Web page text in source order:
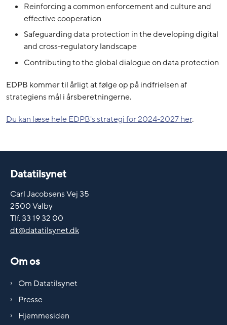
Reinforcing a common enforcement and culture and
effective cooperation
Safeguarding data protection in the developing digital
and cross-regulatory landscape
Contributing to the global dialogue on data protection
EDPB kommer til årligt at følge op på indfrielsen af
strategiens mål i årsberetningerne.
Du kan læse hele EDPB's strategi for 2024-2027 her.
Datatilsynet
Carl Jacobsens Vej 35
2500 Valby
Tlf. 33 19 32 00
dt@datatilsynet.dk
Om os
Om Datatilsynet
Presse
Hjemmesiden